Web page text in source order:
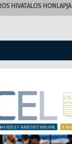
HIVATALOS HONLAPJA